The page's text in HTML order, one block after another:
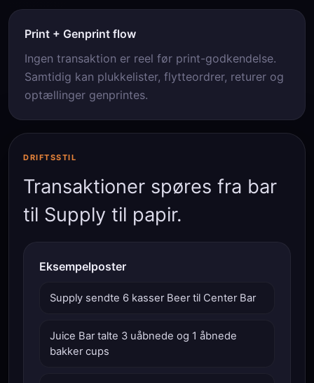
Print + Genprint flow
Ingen transaktion er reel før print-godkendelse.
Samtidig kan plukkelister, flytteordrer, returer og
optællinger genprintes.
DRIFTSSTIL
Transaktioner spøres fra bar
til Supply til papir.
Eksempelposter
Supply sendte 6 kasser Beer til Center Bar
Juice Bar talte 3 uåbnede og 1 åbnede
bakker cups